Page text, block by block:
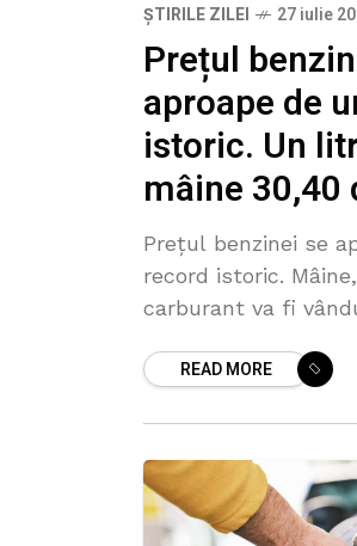
ȘTIRILE ZILEI 27 iulie
Prețul
aproape de
istoric. Un
mâine 30,40
Prețul benzinei se
record istoric.
carburant va fi
READ MORE